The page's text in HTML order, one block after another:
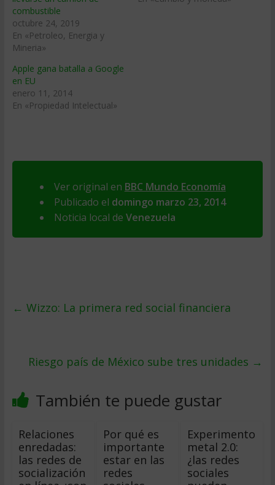
combustible
octubre 24, 2019
En «Petroleo, Energia y
Mineria»
Apple gana batalla a Google
en EU
enero 11, 2014
En «Propiedad Intelectual»
Ver original en BBC Mundo Economía
Publicado el domingo marzo 23, 2014
Noticia local de Venezuela
← Wizzo: La primera red social financiera
Riesgo país de México sube tres unidades →
También te puede gustar
Relaciones
enredadas:
las redes de
socialización
Por qué es
importante
estar en las
redes
Experimento
metal 2.0:
¿las redes
sociales